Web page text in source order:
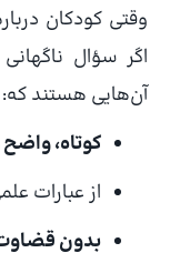
وقتی کودکان
اگر سؤال
آن‌هایی هستند که:
کوتاه،
از عبارات
بدون